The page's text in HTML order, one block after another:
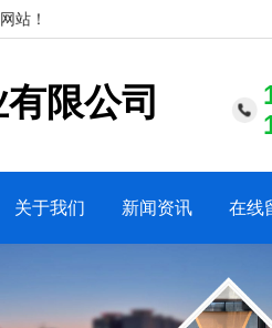
站！
限公司
关于我们 新闻资讯 在线